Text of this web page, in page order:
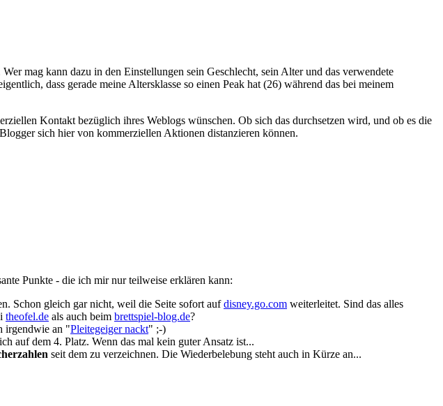
mag kann dazu in den Einstellungen sein Geschlecht, sein Alter und das verwendete
dass gerade meine Altersklasse so einen Peak hat (26) während das bei meinem
Kontakt bezüglich ihres Weblogs wünschen. Ob sich das durchsetzen wird, und ob es die
sich hier von kommerziellen Aktionen distanzieren können.
Punkte - die ich mir nur teilweise erklären kann:
Schon gleich gar nicht, weil die Seite sofort aufdisney.go.com weiterleitet. Sind das alles
theofel.de als auch beim brettspiel-blog.de?
irgendwie an "Pleitegeiger nackt" ;-)
auf dem 4. Platz. Wenn das mal kein guter Ansatz ist...
seit dem zu verzeichnen. Die Wiederbelebung steht auch in Kürze an...